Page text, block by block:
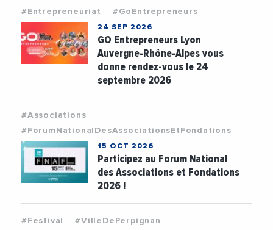
#Entrepreneuriat #GoEntrepreneurs
24 SEP 2026
GO Entrepreneurs Lyon
Auvergne-Rhône-Alpes vous
donne rendez-vous le 24
septembre 2026
#Associations
#ForumNationalDesAssociationsEtFondations
15 OCT 2026
Participez au Forum National
des Associations et Fondations
2026 !
#Festival #VilleDePerpignan